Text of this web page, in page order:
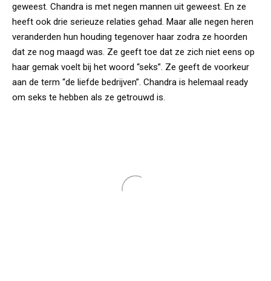
geweest. Chandra is met negen mannen uit geweest. En ze
heeft ook drie serieuze relaties gehad. Maar alle negen heren
veranderden hun houding tegenover haar zodra ze hoorden
dat ze nog maagd was. Ze geeft toe dat ze zich niet eens op
haar gemak voelt bij het woord “seks”. Ze geeft de voorkeur
aan de term “de liefde bedrijven”. Chandra is helemaal ready
om seks te hebben als ze getrouwd is.